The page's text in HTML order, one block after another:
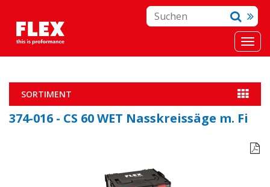
SORTIMENT
374-016 - CS 60 WET Nasskreissäge m. Fi
